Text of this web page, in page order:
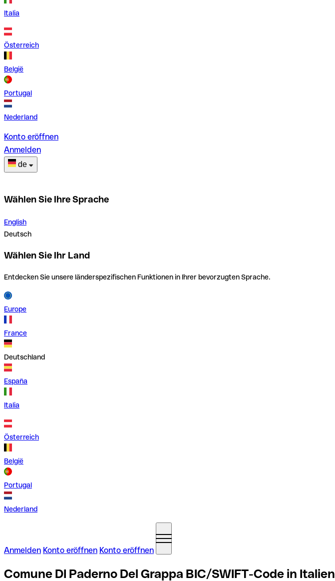
Italia
Österreich
België
Portugal
Nederland
Konto eröffnen
Anmelden
de
Wählen Sie Ihre Sprache
English
Deutsch
Wählen Sie Ihr Land
Entdecken Sie unsere länderspezifischen Funktionen in Ihrer bevorzugten Sprache.
Europe
France
Deutschland
España
Italia
Österreich
België
Portugal
Nederland
Anmelden Konto eröffnen Konto eröffnen
Comune DI Paderno Del Grappa BIC/SWIFT-Code in Italien